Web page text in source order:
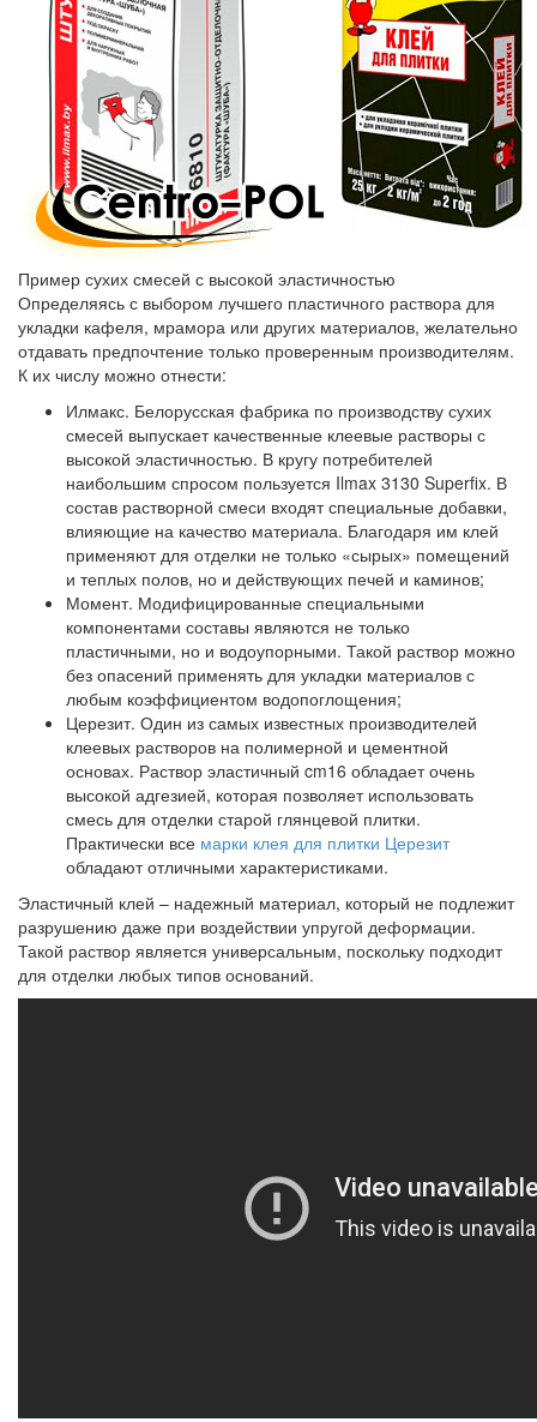
Пример сухих смесей с высокой эластичностью
Определяясь с выбором лучшего пластичного раствора для
укладки кафеля, мрамора или других материалов, желательно
отдавать предпочтение только проверенным производителям.
К их числу можно отнести:
Илмакс. Белорусская фабрика по производству сухих
смесей выпускает качественные клеевые растворы с
высокой эластичностью. В кругу потребителей
наибольшим спросом пользуется Ilmax 3130 Superfix. В
состав растворной смеси входят специальные добавки,
влияющие на качество материала. Благодаря им клей
применяют для отделки не только «сырых» помещений
и теплых полов, но и действующих печей и каминов;
Момент. Модифицированные специальными
компонентами составы являются не только
пластичными, но и водоупорными. Такой раствор можно
без опасений применять для укладки материалов с
любым коэффициентом водопоглощения;
Церезит. Один из самых известных производителей
клеевых растворов на полимерной и цементной
основах. Раствор эластичный cm16 обладает очень
высокой адгезией, которая позволяет использовать
смесь для отделки старой глянцевой плитки.
Практически все марки клея для плитки Церезит
обладают отличными характеристиками.
Эластичный клей – надежный материал, который не подлежит
разрушению даже при воздействии упругой деформации.
Такой раствор является универсальным, поскольку подходит
для отделки любых типов оснований.